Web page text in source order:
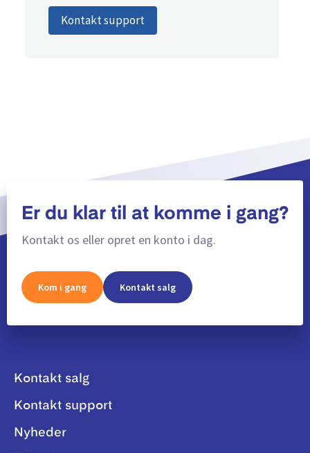
Kontakt support
Er du klar til at komme i gang?
Kontakt os eller opret en konto i dag.
Kom i gang Kontakt salg
Kontakt salg
Kontakt support
Nyheder